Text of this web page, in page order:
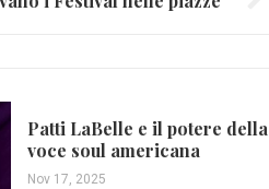
Patti LaBelle e il potere della
voce soul americana
Nov 17, 2025